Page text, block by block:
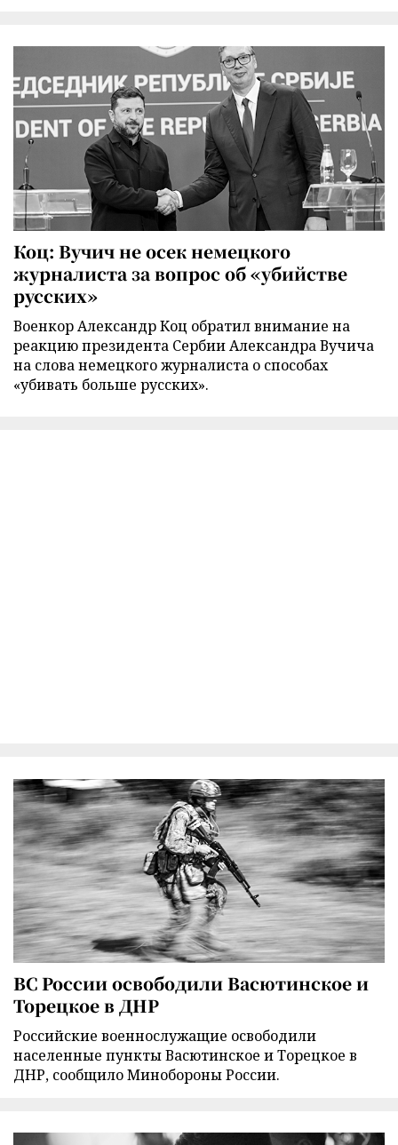
Коц: Вучич не осек немецкого
журналиста за вопрос об «убийстве
русских»
Военкор Александр Коц обратил внимание на
реакцию президента Сербии Александра Вучича
на слова немецкого журналиста о способах
«убивать больше русских».
ВС России освободили Васютинское и
Торецкое в ДНР
Российские военнослужащие освободили
населенные пункты Васютинское и Торецкое в
ДНР, сообщило Минобороны России.